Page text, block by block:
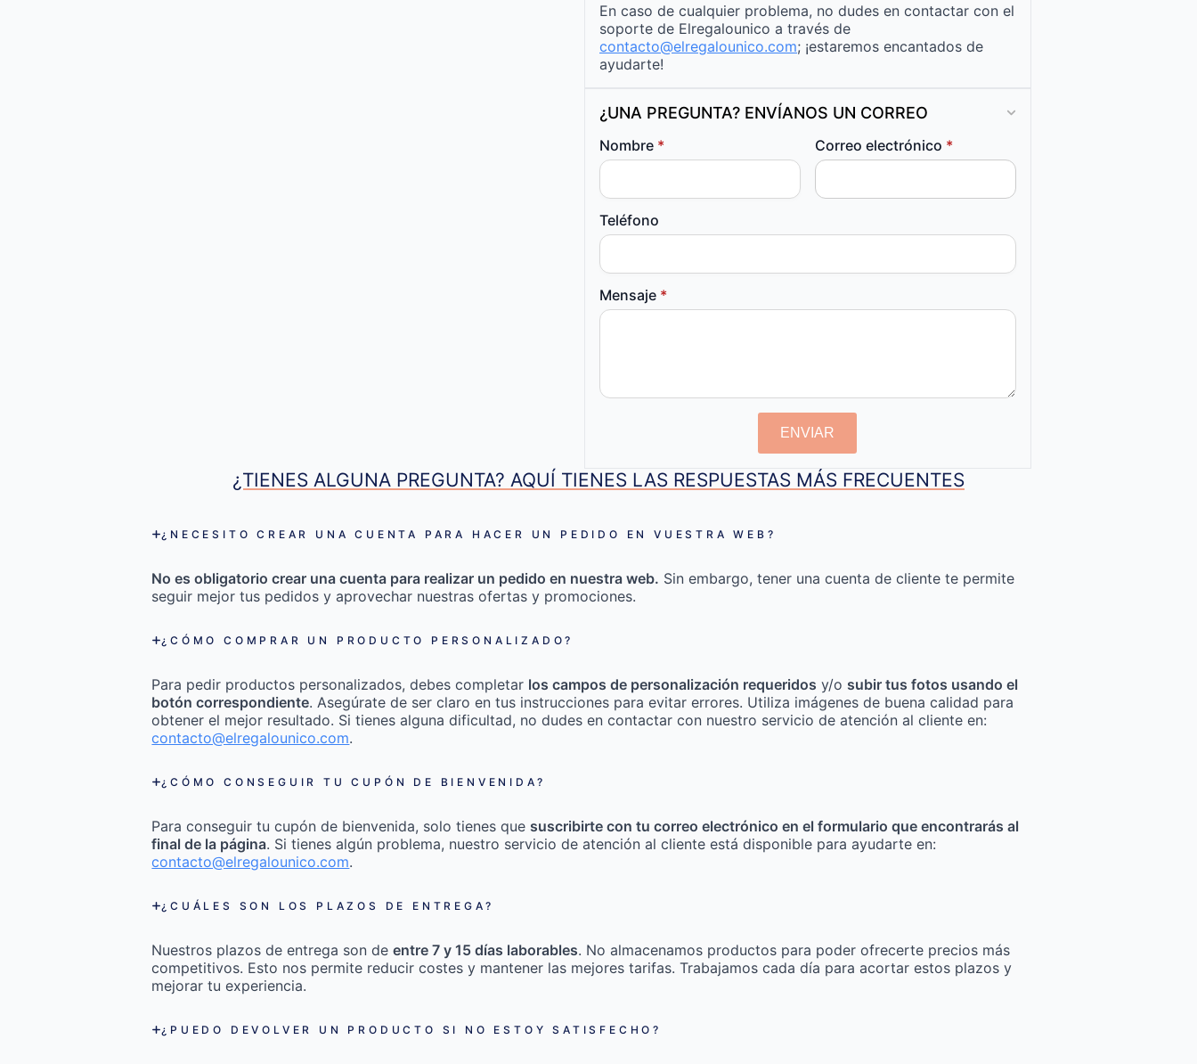
En caso de cualquier problema, no dudes en contactar con el
soporte de Elregalounico a través de
contacto@elregalounico.com; ¡estaremos encantados de
ayudarte!
¿UNA PREGUNTA? ENVÍANOS UN CORREO
Nombre * Correo electrónico *
Teléfono
Mensaje *
ENVIAR
¿TIENES ALGUNA PREGUNTA? AQUÍ TIENES LAS RESPUESTAS MÁS FRECUENTES
¿NECESITO CREAR UNA CUENTA PARA HACER UN PEDIDO EN VUESTRA WEB?
No es obligatorio crear una cuenta para realizar un pedido en nuestra web. Sin embargo, tener una cuenta de cliente te permite
seguir mejor tus pedidos y aprovechar nuestras ofertas y promociones.
¿CÓMO COMPRAR UN PRODUCTO PERSONALIZADO?
Para pedir productos personalizados, debes completar los campos de personalización requeridos y/o subir tus fotos usando el
botón correspondiente. Asegúrate de ser claro en tus instrucciones para evitar errores. Utiliza imágenes de buena calidad para
obtener el mejor resultado. Si tienes alguna dificultad, no dudes en contactar con nuestro servicio de atención al cliente en:
contacto@elregalounico.com.
¿CÓMO CONSEGUIR TU CUPÓN DE BIENVENIDA?
Para conseguir tu cupón de bienvenida, solo tienes que suscribirte con tu correo electrónico en el formulario que encontrarás al
final de la página. Si tienes algún problema, nuestro servicio de atención al cliente está disponible para ayudarte en:
contacto@elregalounico.com.
¿CUÁLES SON LOS PLAZOS DE ENTREGA?
Nuestros plazos de entrega son deentre 7 y 15 días laborables. No almacenamos productos para poder ofrecerte precios más
competitivos. Esto nos permite reducir costes y mantener las mejores tarifas. Trabajamos cada día para acortar estos plazos y
mejorar tu experiencia.
¿PUEDO DEVOLVER UN PRODUCTO SI NO ESTOY SATISFECHO?